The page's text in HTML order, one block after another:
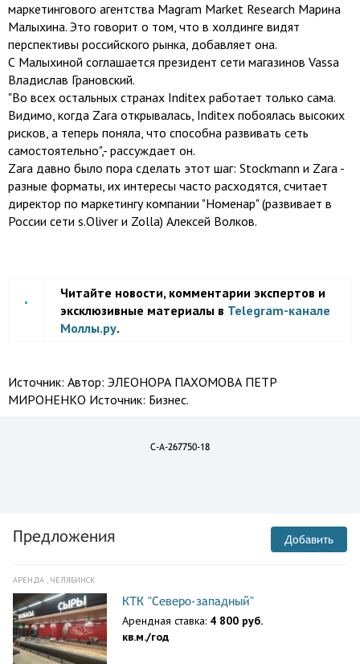
маркетингового агентства Magram Market Research Марина
Малыхина. Это говорит о том, что в холдинге видят
перспективы российского рынка, добавляет она.
С Малыхиной соглашается президент сети магазинов Vassa
Владислав Грановский.
"Во всех остальных странах Inditex работает только сама.
Видимо, когда Zara открывалась, Inditex побоялась высоких
рисков, а теперь поняла, что способна развивать сеть
самостоятельно",- рассуждает он.
Zara давно было пора сделать этот шаг: Stockmann и Zara -
разные форматы, их интересы часто расходятся, считает
директор по маркетингу компании "Номенар" (развивает в
России сети s.Oliver и Zolla) Алексей Волков.
Читайте новости, комментарии экспертов и
эксклюзивные материалы в Telegram-канале
Моллы.ру.
Источник: Автор: ЭЛЕОНОРА ПАХОМОВА ПЕТР
МИРОНЕНКО Источник: Бизнес.
C-A-267750-18
Предложения Добавить
АРЕНДА , ЧЕЛЯБИНСК
КТК "Северо-западный"
Арендная ставка: 4 800 руб.
кв.м./год